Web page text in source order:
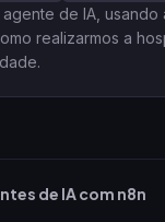
de IA,
realizarmos a
de IA com n8n